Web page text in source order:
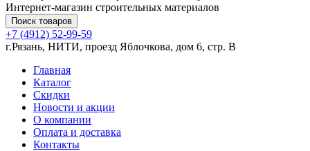
Интернет-магазин строительных материалов
Поиск товаров
+7 (4912) 52-99-59
г.Рязань, НИТИ, проезд Яблочкова, дом 6, стр. В
Главная
Каталог
Скидки
Новости и акции
О компании
Оплата и доставка
Контакты